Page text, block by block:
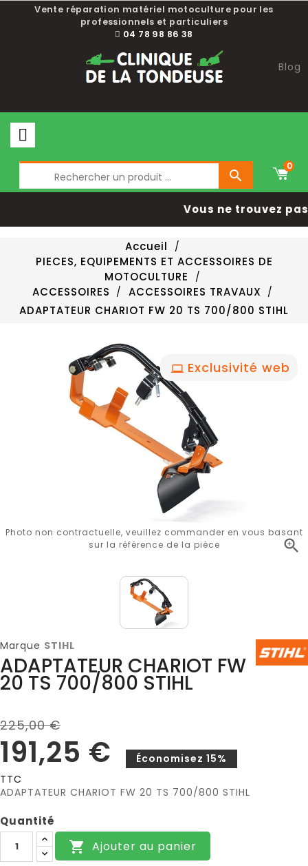
Vente réparation matériel motoculture pour les
professionnels et particuliers
04 78 98 86 38
Blog

0
Vous ne trouvez
Accueil
PIECES, EQUIPEMENTS ET ACCESSOIRES DE
MOTOCULTURE
ACCESSOIRES
ACCESSOIRES TRAVAUX
ADAPTATEUR CHARIOT FW 20 TS 700/800 STIHL
Exclusivité web

Photo non contractuelle, veuillez commander en vous basant
sur la référence de la pièce
Marque STIHL
ADAPTATEUR CHARIOT FW
20 TS 700/800 STIHL
225,00 €
191,25 €
Économisez 15%
TTC
ADAPTATEUR CHARIOT FW 20 TS 700/800 STIHL
Quantité
 Ajouter au panier